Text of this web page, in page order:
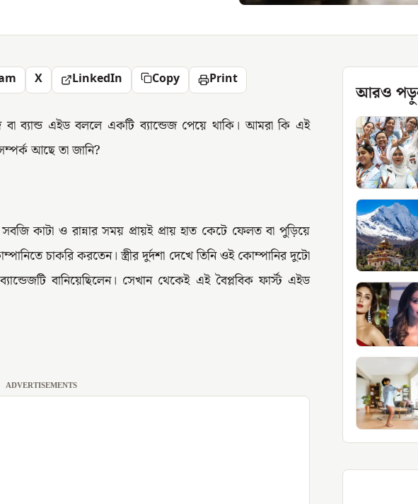
X LinkedIn Copy Print
ব্যান্ড এইড বললে একটি ব্যান্ডেজ পেয়ে থাকি। আমরা কি এই
আছে তা জানি?
কাটা ও রান্নার সময় প্রায়ই প্রায় হাত কেটে ফেলত বা পুড়িয়ে
চাকরি করতেন। স্ত্রীর দুর্দশা দেখে তিনি ওই কোম্পানির দুটো
বানিয়েছিলেন। সেখান থেকেই এই বৈপ্লবিক ফার্স্ট এইড
ADVERTISEMENTS
আরও